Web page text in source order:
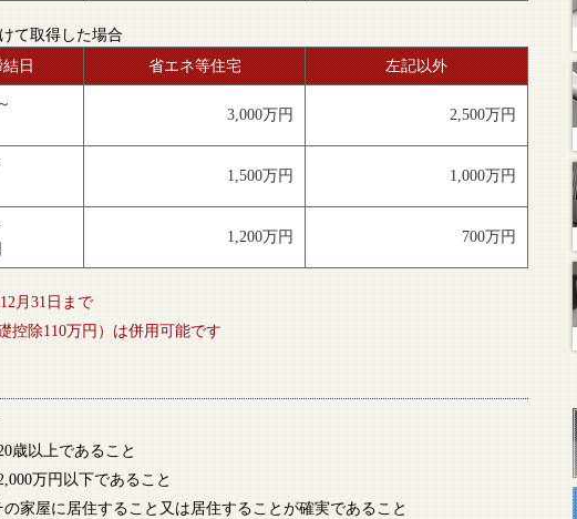
て取得した場合
日
省エネ等住宅 左記以外
3,000万円 2,500万円
1,500万円 1,000万円
1,200万円 700万円
月31日まで
控除110万円）は併用可能です
歳以上であること
万円以下であること
家屋に居住すること又は居住することが確実であること